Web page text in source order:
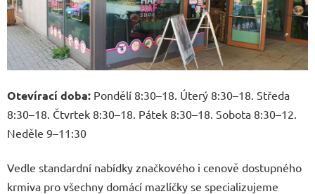
Otevírací doba: Pondělí 8:30–18. Úterý 8:30–18. Středa
8:30–18. Čtvrtek 8:30–18. Pátek 8:30–18. Sobota 8:30–12.
Neděle 9–11:30
Vedle standardní nabídky značkového i cenově dostupného
krmiva pro všechny domácí mazlíčky se specializujeme